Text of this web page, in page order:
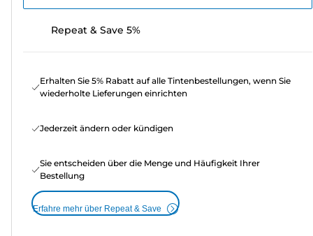
Repeat & Save 5%
Erhalten Sie 5% Rabatt auf alle Tintenbestellungen, wenn Sie
wiederholte Lieferungen einrichten
Jederzeit ändern oder kündigen
Sie entscheiden über die Menge und Häufigkeit Ihrer
Bestellung
Erfahre mehr über Repeat & Save